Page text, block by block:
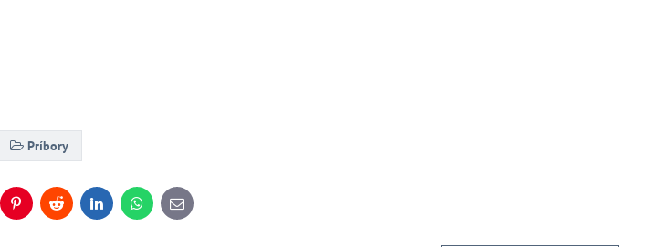
Príbory
PinterestRedditLinkedInWhatsApp
E-
mail